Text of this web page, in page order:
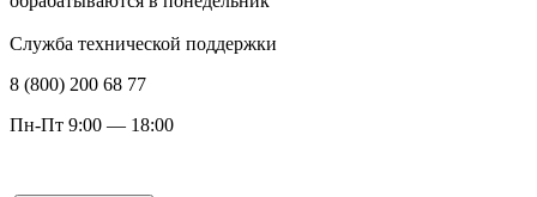
Служба технической поддержки
8 (800) 200 68 77
Пн-Пт 9:00 — 18:00